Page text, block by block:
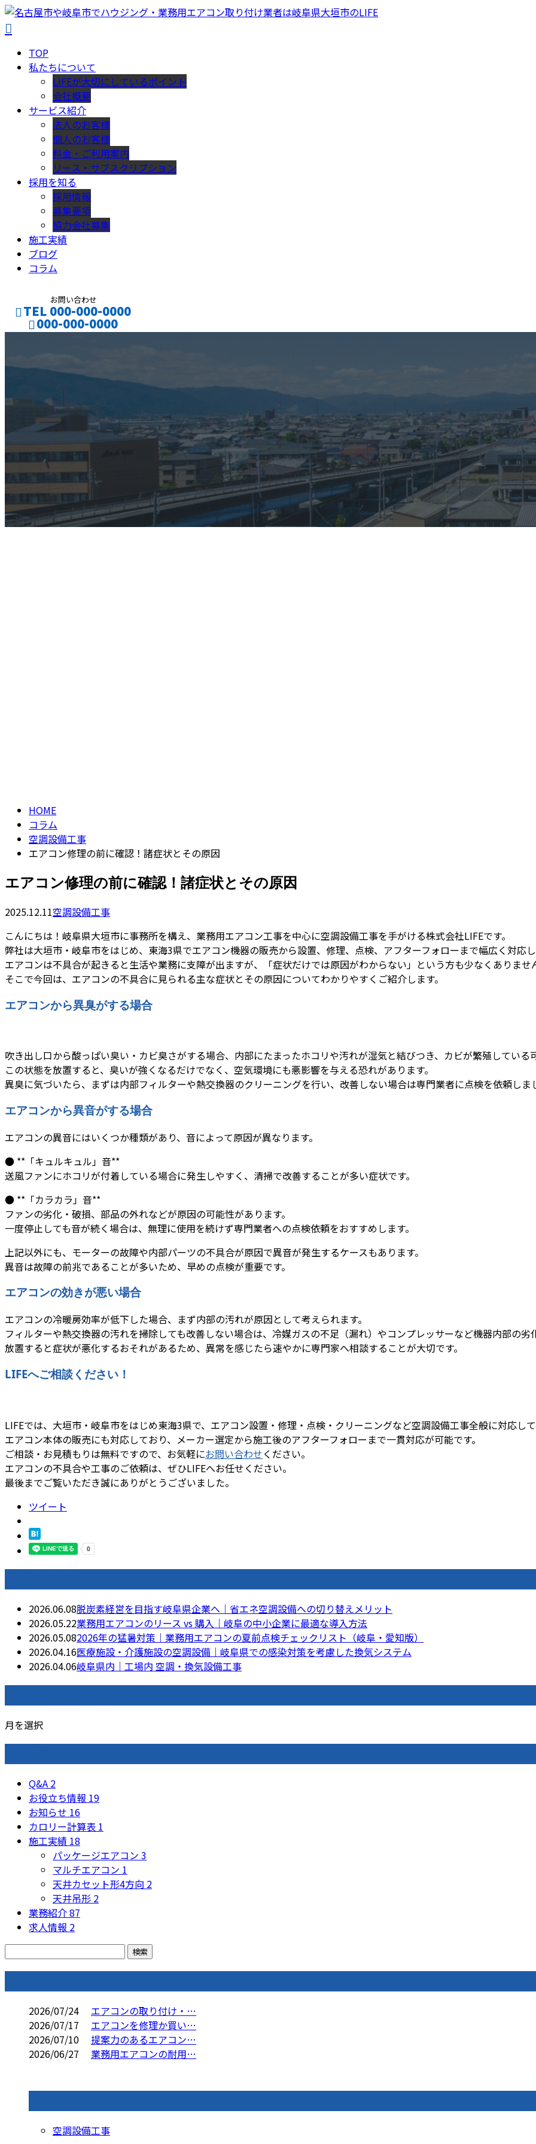
TOP
私たちについて
LIFEが大切にしているポイント
会社概要
サービス紹介
法人のお客様
個人のお客様
料金・ご利用案内
リース・サブスクリプション
採用を知る
採用情報
募集要項
協力会社募集
施工実績
ブログ
コラム
お問い合わせ
TEL 000-000-0000
000-000-0000
ENTRY
CONTACT
HOME
コラム
空調設備工事
エアコン修理の前に確認！諸症状とその原因
エアコン修理の前に確認！諸症状とその原因
2025.12.11空調設備工事
こんにちは！岐阜県大垣市に事務所を構え、業務用エアコン工事を中心に空調設備工事を手がける株式会社LIFEです。
弊社は大垣市・岐阜市をはじめ、東海3県でエアコン機器の販売から設置、修理、点検、アフターフォローまで幅広く対応し
エアコンは不具合が起きると生活や業務に支障が出ますが、「症状だけでは原因がわからない」という方も少なくありませ
そこで今回は、エアコンの不具合に見られる主な症状とその原因についてわかりやすくご紹介します。
エアコンから異臭がする場合
吹き出し口から酸っぱい臭い・カビ臭さがする場合、内部にたまったホコリや汚れが湿気と結びつき、カビが繁殖している
この状態を放置すると、臭いが強くなるだけでなく、空気環境にも悪影響を与える恐れがあります。
異臭に気づいたら、まずは内部フィルターや熱交換器のクリーニングを行い、改善しない場合は専門業者に点検を依頼しま
エアコンから異音がする場合
エアコンの異音にはいくつか種類があり、音によって原因が異なります。
● **「キュルキュル」音**
送風ファンにホコリが付着している場合に発生しやすく、清掃で改善することが多い症状です。
● **「カラカラ」音**
ファンの劣化・破損、部品の外れなどが原因の可能性があります。
一度停止しても音が続く場合は、無理に使用を続けず専門業者への点検依頼をおすすめします。
上記以外にも、モーターの故障や内部パーツの不具合が原因で異音が発生するケースもあります。
異音は故障の前兆であることが多いため、早めの点検が重要です。
エアコンの効きが悪い場合
エアコンの冷暖房効率が低下した場合、まず内部の汚れが原因として考えられます。
フィルターや熱交換器の汚れを掃除しても改善しない場合は、冷媒ガスの不足（漏れ）やコンプレッサーなど機器内部の劣
放置すると症状が悪化するおそれがあるため、異常を感じたら速やかに専門家へ相談することが大切です。
LIFEへご相談ください！
LIFEでは、大垣市・岐阜市をはじめ東海3県で、エアコン設置・修理・点検・クリーニングなど空調設備工事全般に対応して
エアコン本体の販売にも対応しており、メーカー選定から施工後のアフターフォローまで一貫対応が可能です。
ご相談・お見積もりは無料ですので、お気軽にお問い合わせください。
エアコンの不具合や工事のご依頼は、ぜひLIFEへお任せください。
最後までご覧いただき誠にありがとうございました。
ツイート
2026.06.08脱炭素経営を目指す岐阜県企業へ｜省エネ空調設備への切り替えメリット
2026.05.22業務用エアコンのリース vs 購入｜岐阜の中小企業に最適な導入方法
2026.05.082026年の猛暑対策｜業務用エアコンの夏前点検チェックリスト（岐阜・愛知版）
2026.04.16医療施設・介護施設の空調設備｜岐阜県での感染対策を考慮した換気システム
2026.04.06岐阜県内｜工場内 空調・換気設備工事
月を選択
Q&A 2
お役立ち情報 19
お知らせ 16
カロリー計算表 1
施工実績 18
パッケージエアコン 3
マルチエアコン 1
天井カセット形4方向 2
天井吊形 2
業務紹介87
求人情報 2
2026/07/24
エアコンの取り付け・…
2026/07/17
エアコンを修理か買い…
2026/07/10
提案力のあるエアコン…
2026/06/27
業務用エアコンの耐用…
空調設備工事